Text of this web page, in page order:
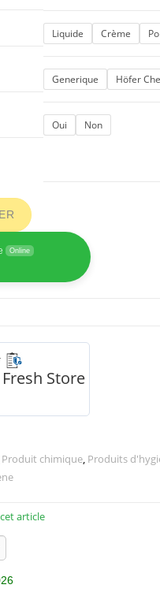
Liquide Crème
Generique Höfer
Oui Non
Online
Store
Produit chimique, Produits
article